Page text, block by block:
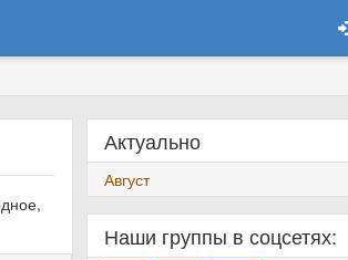
Актуально
Август
Наши группы в соцсетях: